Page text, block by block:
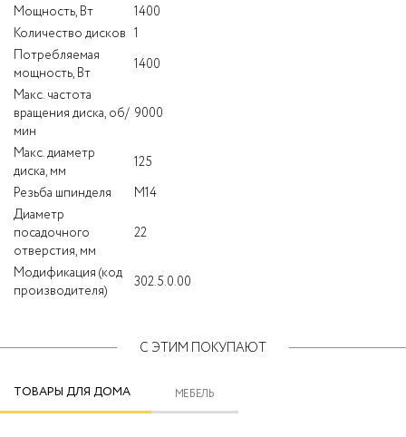
Мощность, Вт
1400
Количество дисков 1
Потребляемая
мощность, Вт
1400
Макс. частота
вращения диска, об/
мин
9000
Макс. диаметр
диска, мм
125
Резьба шпинделя
M14
Диаметр
посадочного
отверстия, мм
22
Модификация (код
производителя)
302.5.0.00
С ЭТИМ ПОКУПАЮТ
ТОВАРЫ ДЛЯ ДОМА МЕБЕЛЬ